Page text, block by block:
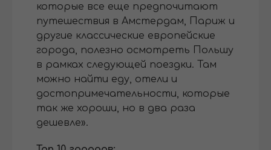
которые все еще предпочитают
путешествия в Амстердам, Париж и
другие классические европейские
города, полезно осмотреть Польшу
в рамках следующей поездки. Там
можно найти еду, отели и
достопримечательности, которые
так же хороши, но в два раза
дешевле».